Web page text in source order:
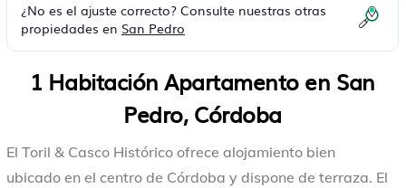
¿No es el ajuste correcto? Consulte nuestras otras
propiedades en San Pedro
1 Habitación Apartamento en San
Pedro, Córdoba
El Toril & Casco Histórico ofrece alojamiento bien
ubicado en el centro de Córdoba y dispone de terraza. El